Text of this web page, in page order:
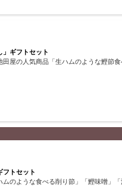
」ギフトセット
田屋の人気商品「生ハムのような鰹
フトセット
のような食べる削り節」「鰹味噌」